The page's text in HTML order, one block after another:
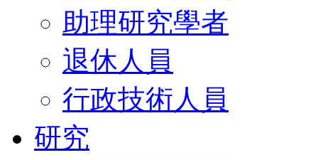
助理研究學者
退休人員
行政技術人員
研究